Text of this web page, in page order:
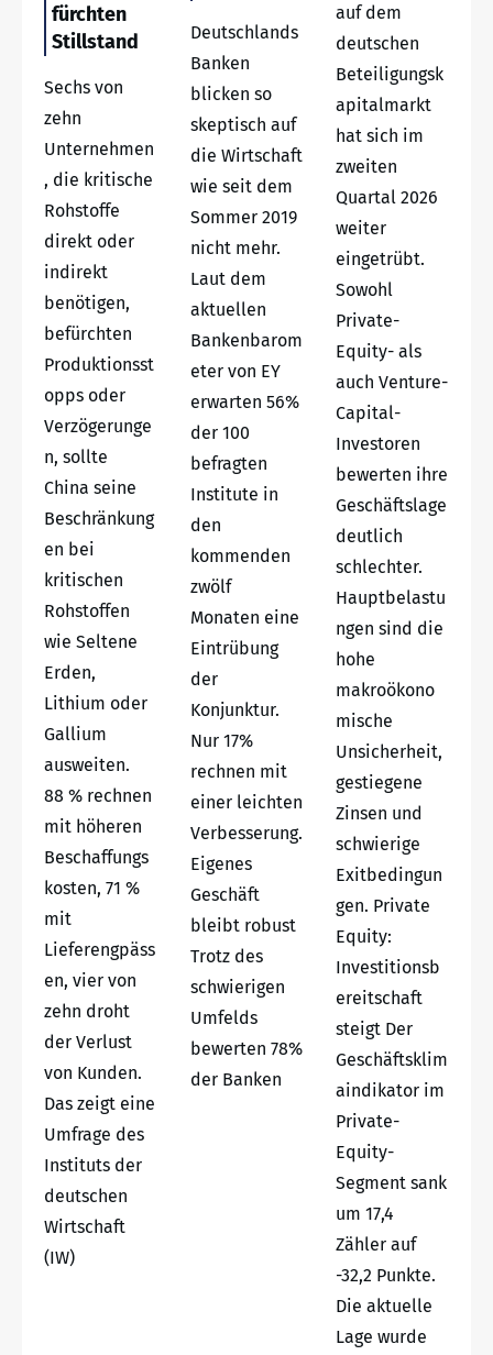
fürchten
Stillstand
Sechs von
zehn
Unternehmen
, die kritische
Rohstoffe
direkt oder
indirekt
benötigen,
befürchten
Produktionsst
opps oder
Verzögerunge
n, sollte
China seine
Beschränkung
en bei
kritischen
Rohstoffen
wie Seltene
Erden,
Lithium oder
Gallium
ausweiten.
88 % rechnen
mit höheren
Beschaffungs
kosten, 71 %
mit
Lieferengpäss
en, vier von
zehn droht
der Verlust
von Kunden.
Das zeigt eine
Umfrage des
Instituts der
deutschen
Wirtschaft
(IW)
Deutschlands
Banken
blicken so
skeptisch auf
die Wirtschaft
wie seit dem
Sommer 2019
nicht mehr.
Laut dem
aktuellen
Bankenbarom
eter von EY
erwarten 56%
der 100
befragten
Institute in
den
kommenden
zwölf
Monaten eine
Eintrübung
der
Konjunktur.
Nur 17%
rechnen mit
einer leichten
Verbesserung.
Eigenes
Geschäft
bleibt robust
Trotz des
schwierigen
Umfelds
bewerten 78%
der Banken
auf dem
deutschen
Beteiligungsk
apitalmarkt
hat sich im
zweiten
Quartal 2026
weiter
eingetrübt.
Sowohl
Private-
Equity- als
auch Venture-
Capital-
Investoren
bewerten ihre
Geschäftslage
deutlich
schlechter.
Hauptbelastu
ngen sind die
hohe
makroökono
mische
Unsicherheit,
gestiegene
Zinsen und
schwierige
Exitbedingun
gen. Private
Equity:
Investitionsb
ereitschaft
steigt Der
Geschäftsklim
aindikator im
Private-
Equity-
Segment sank
um 17,4
Zähler auf
-32,2 Punkte.
Die aktuelle
Lage wurde